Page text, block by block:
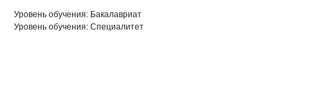
Уровень обучения: Бакалавриат
Уровень обучения: Специалитет